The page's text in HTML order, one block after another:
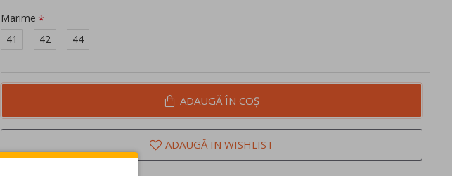
Marime
41
42 44
ADAUGĂ ÎN COŞ
ADAUGĂ IN WISHLIST